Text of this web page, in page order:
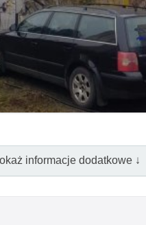
informacje dodatkowe ↓